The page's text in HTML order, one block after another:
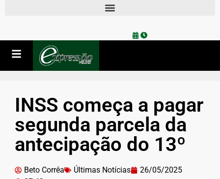
INSS começa a pagar
segunda parcela da
antecipação do 13º
Beto Corrêa Últimas Notícias
26/05/2025